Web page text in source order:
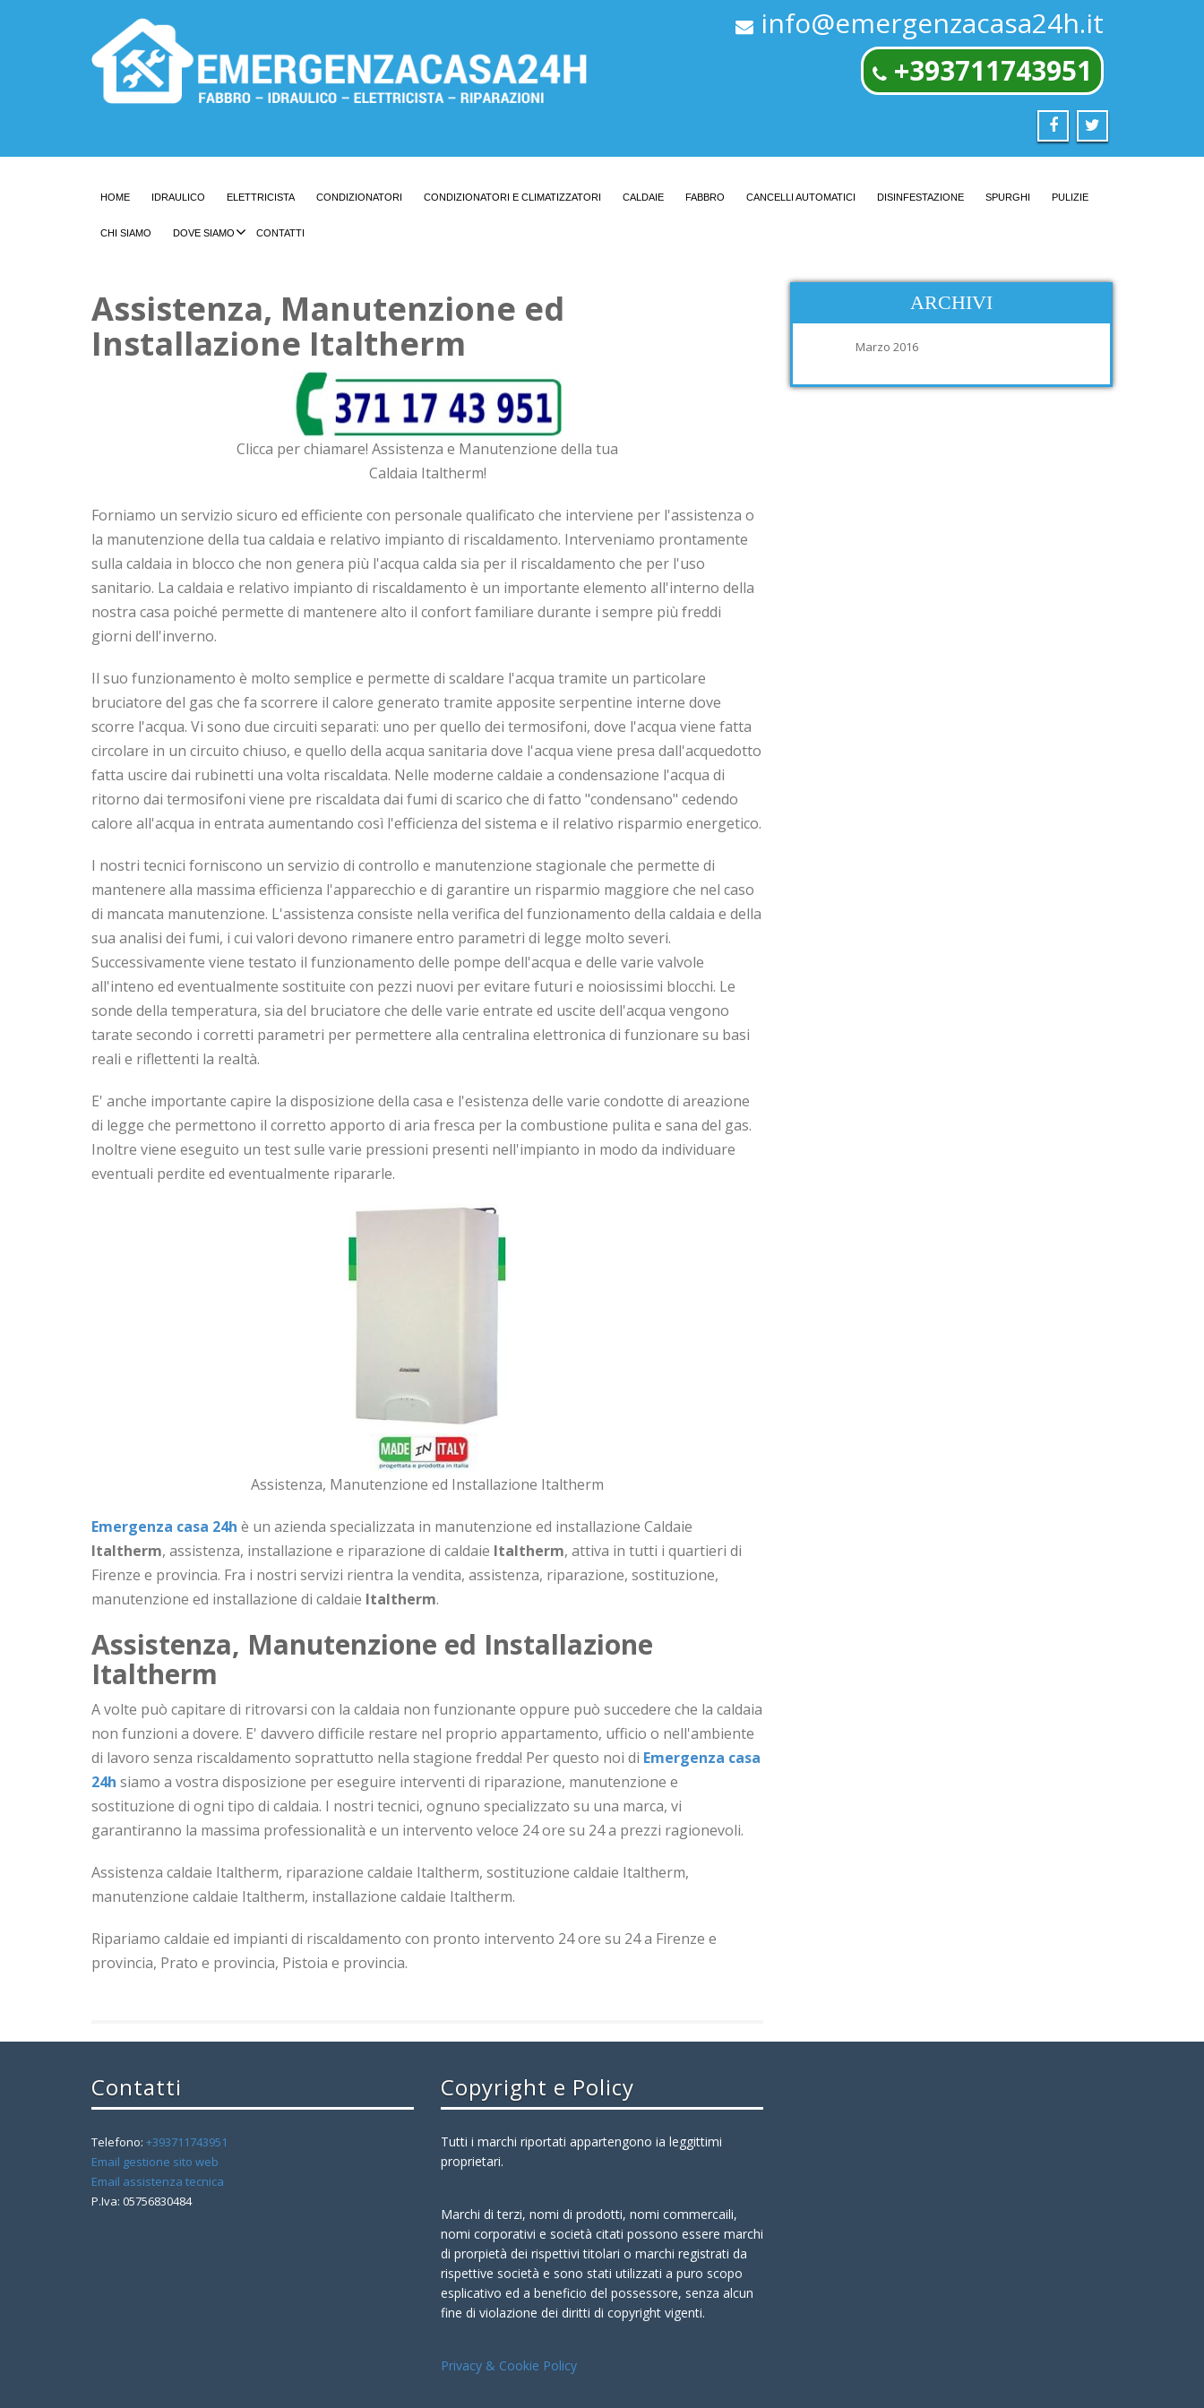
info@emergenzacasa24h.it
+393711743951
HOME IDRAULICO ELETTRICISTA CONDIZIONATORI CONDIZIONATORI E CLIMATIZZATORI CALDAIE FABBRO CANCELLI AUTOMATICI DISINFESTAZIONE SPURGHI PULIZIE
CHI SIAMO DOVE SIAMO CONTATTI
Assistenza, Manutenzione ed
Installazione Italtherm
Clicca per chiamare! Assistenza e Manutenzione della tua
Caldaia Italtherm!
Forniamo un servizio sicuro ed efficiente con personale qualificato che interviene per l'assistenza o
la manutenzione della tua caldaia e relativo impianto di riscaldamento. Interveniamo prontamente
sulla caldaia in blocco che non genera più l'acqua calda sia per il riscaldamento che per l'uso
sanitario. La caldaia e relativo impianto di riscaldamento è un importante elemento all'interno della
nostra casa poiché permette di mantenere alto il confort familiare durante i sempre più freddi
giorni dell'inverno.
Il suo funzionamento è molto semplice e permette di scaldare l'acqua tramite un particolare
bruciatore del gas che fa scorrere il calore generato tramite apposite serpentine interne dove
scorre l'acqua. Vi sono due circuiti separati: uno per quello dei termosifoni, dove l'acqua viene fatta
circolare in un circuito chiuso, e quello della acqua sanitaria dove l'acqua viene presa dall'acquedotto
fatta uscire dai rubinetti una volta riscaldata. Nelle moderne caldaie a condensazione l'acqua di
ritorno dai termosifoni viene pre riscaldata dai fumi di scarico che di fatto "condensano" cedendo
calore all'acqua in entrata aumentando così l'efficienza del sistema e il relativo risparmio energetico.
I nostri tecnici forniscono un servizio di controllo e manutenzione stagionale che permette di
mantenere alla massima efficienza l'apparecchio e di garantire un risparmio maggiore che nel caso
di mancata manutenzione. L'assistenza consiste nella verifica del funzionamento della caldaia e della
sua analisi dei fumi, i cui valori devono rimanere entro parametri di legge molto severi.
Successivamente viene testato il funzionamento delle pompe dell'acqua e delle varie valvole
all'inteno ed eventualmente sostituite con pezzi nuovi per evitare futuri e noiosissimi blocchi. Le
sonde della temperatura, sia del bruciatore che delle varie entrate ed uscite dell'acqua vengono
tarate secondo i corretti parametri per permettere alla centralina elettronica di funzionare su basi
reali e riflettenti la realtà.
E' anche importante capire la disposizione della casa e l'esistenza delle varie condotte di areazione
di legge che permettono il corretto apporto di aria fresca per la combustione pulita e sana del gas.
Inoltre viene eseguito un test sulle varie pressioni presenti nell'impianto in modo da individuare
eventuali perdite ed eventualmente ripararle.
Assistenza, Manutenzione ed Installazione Italtherm
Emergenza casa 24h è un azienda specializzata in manutenzione ed installazione Caldaie
Italtherm, assistenza, installazione e riparazione di caldaie Italtherm, attiva in tutti i quartieri di
Firenze e provincia. Fra i nostri servizi rientra la vendita, assistenza, riparazione, sostituzione,
manutenzione ed installazione di caldaie Italtherm.
Assistenza, Manutenzione ed Installazione
Italtherm
A volte può capitare di ritrovarsi con la caldaia non funzionante oppure può succedere che la caldaia
non funzioni a dovere. E' davvero difficile restare nel proprio appartamento, ufficio o nell'ambiente
di lavoro senza riscaldamento soprattutto nella stagione fredda! Per questo noi di Emergenza casa
24h siamo a vostra disposizione per eseguire interventi di riparazione, manutenzione e
sostituzione di ogni tipo di caldaia. I nostri tecnici, ognuno specializzato su una marca, vi
garantiranno la massima professionalità e un intervento veloce 24 ore su 24 a prezzi ragionevoli.
Assistenza caldaie Italtherm, riparazione caldaie Italtherm, sostituzione caldaie Italtherm,
manutenzione caldaie Italtherm, installazione caldaie Italtherm.
Ripariamo caldaie ed impianti di riscaldamento con pronto intervento 24 ore su 24 a Firenze e
provincia, Prato e provincia, Pistoia e provincia.
ARCHIVI
Marzo 2016
Contatti
Telefono: +393711743951
Email gestione sito web
Email assistenza tecnica
P.Iva: 05756830484
Copyright e Policy
Tutti i marchi riportati appartengono ia leggittimi
proprietari.
Marchi di terzi, nomi di prodotti, nomi commercaili,
nomi corporativi e società citati possono essere marchi
di prorpietà dei rispettivi titolari o marchi registrati da
rispettive società e sono stati utilizzati a puro scopo
esplicativo ed a beneficio del possessore, senza alcun
fine di violazione dei diritti di copyright vigenti.
Privacy & Cookie Policy